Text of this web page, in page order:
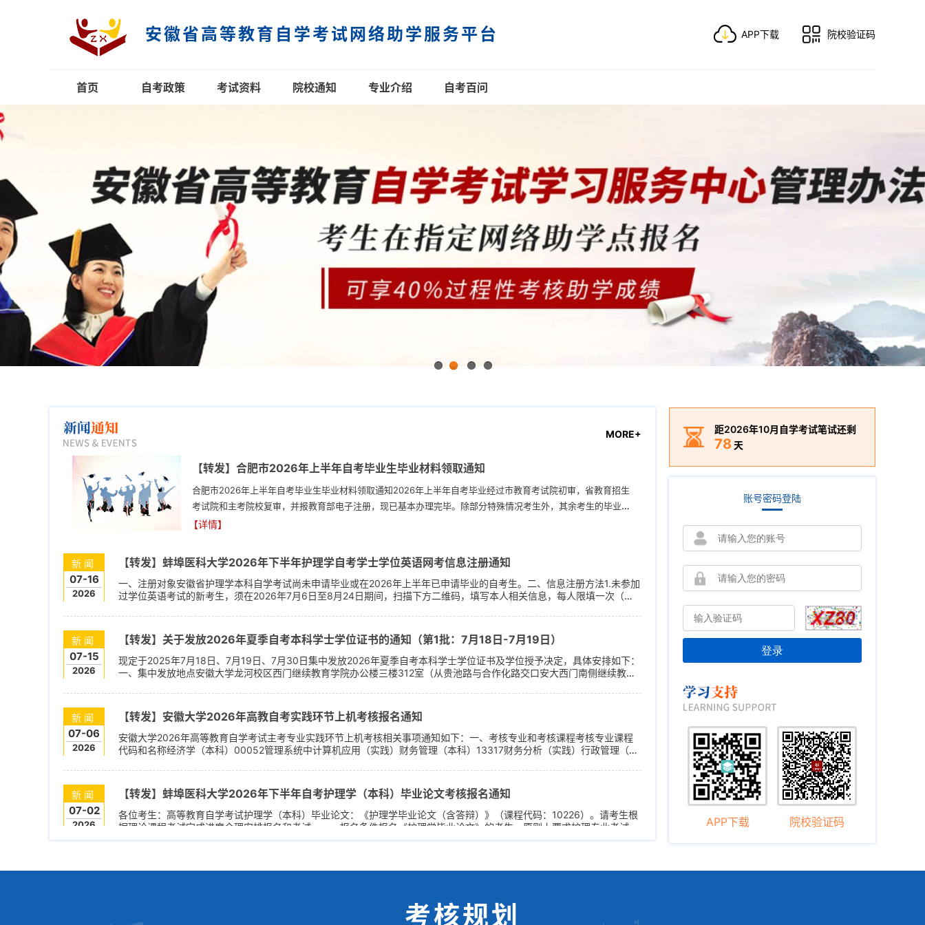
安徽省高等教育自学考试网络助学服务平台 APP下载 院校验证码
首页 自考政策 考试资料 院校通知 专业介绍 自考百问
MORE+
【转发】合肥市2026年上半年自考毕业生毕业材料领取通知
合肥市2026年上半年自考毕业生毕业材料领取通知2026年上半年自考毕业经过市教育考试院初审，省教育招生
考试院和主考院校复审，并报教育部电子注册，现已基本办理完毕。除部分特殊情况考生外，其余考生的毕业证
书已经制作完成，市教育考试院将于近期发放已经制作完成的毕业证书。考生可以通过皖事通APP（选择“合肥
【详情】
新闻
07-16
2026
【转发】蚌埠医科大学2026年下半年护理学自考学士学位英语网考信息注册通知
一、注册对象安徽省护理学本科自学考试尚未申请毕业或在2026年上半年已申请毕业的自考生。二、信息注册方法1.未参加
过学位英语考试的新考生，须在2026年7月6日至8月24日期间，扫描下方二维码，填写本人相关信息，每人限填一次（可
官网（http://www.ahjxjy.cn/ptal/）...
新闻
07-15
2026
【转发】关于发放2026年夏季自考本科学士学位证书的通知（第1批：7月18日-7月19日）
现定于2025年7月18日、7月19日、7月30日集中发放2026年夏季自考本科学士学位证书及学位授予决定，具体安排如下：
一、集中发放地点安徽大学龙河校区西门继续教育学院办公楼三楼312室（从贵池路与合作化路交口安大西门南侧继续教育
日）上午9:00--11:00和下午14:00--16...
新闻
07-06
2026
【转发】安徽大学2026年高教自考实践环节上机考核报名通知
安徽大学2026年高等教育自学考试主考专业实践环节上机考核相关事项通知如下：一、考核专业和考核课程考核专业课程
代码和名称经济学（本科）00052管理系统中计算机应用（实践）财务管理（本科）13317财务分析（实践）行政管理（专
报名方式及时间采用网络报名、网上缴费（报名考核费150元）...
新闻
07-02
2026
【转发】蚌埠医科大学2026年下半年自考护理学（本科）毕业论文考核报名通知
各位考生：高等教育自学考试护理学（本科）毕业论文：《护理学毕业论文（含答辩）》（课程代码：10226）。请考生根
据理论课程考试完成进度合理安排报名和考试。一、报名条件报名《护理学毕业论文》的考生，原则上要求护理专业考试计
划规定的所有理论课程考试全部合格（不含实践考试）。二、考核报名及注意事项通知如下：1.网络报名时间：2026年07
距2026年10月自学考试笔试还剩
78天
账号密码登陆
登录
APP下载 院校验证码
考核规划